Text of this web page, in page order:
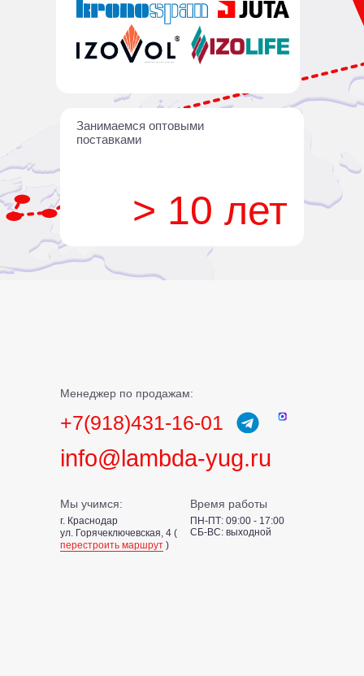
> 10 лет
Занимаемся оптовыми
поставками
Менеджер по продажам:
Мы учимся: Время работы
+7(918)431-16-01
info@lambda-yug.ru
г. Краснодар
ул. Горячеключевская, 4 (
перестроить маршрут )
ПН-ПТ: 09:00 - 17:00
СБ-ВС: выходной